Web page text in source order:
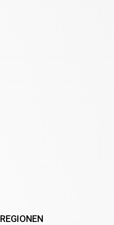
REGIONEN